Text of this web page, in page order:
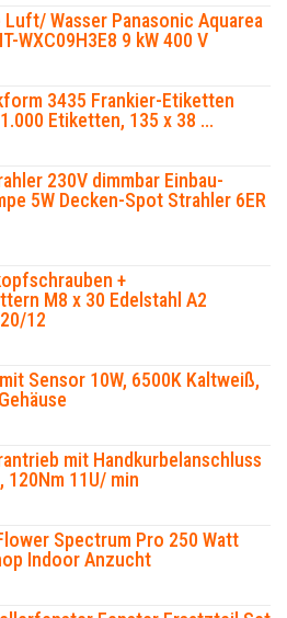
Luft/ Wasser Panasonic Aquarea
WXC09H3E8 9 kW 400 V
3435 Frankier-Etiketten
Etiketten, 135 x 38 ...
230V dimmbar Einbau-
5W Decken-Spot Strahler 6ER
+
M8 x 30 Edelstahl A2
12
Sensor 10W, 6500K Kaltweiß,
mit Handkurbelanschluss
120Nm 11U/ min
Spectrum Pro 250 Watt
Indoor Anzucht